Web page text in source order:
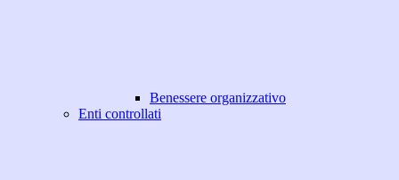
Benessere organizzativo
Enti controllati